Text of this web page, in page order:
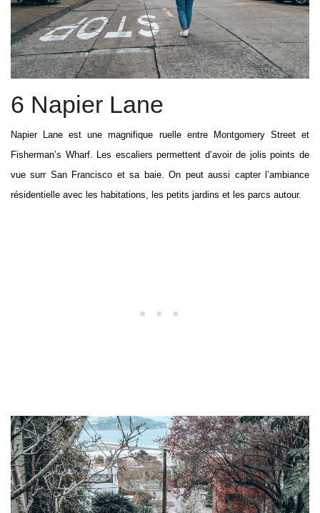
6 Napier Lane
Napier Lane est une magnifique ruelle entre Montgomery Street et
Fisherman’s Wharf. Les escaliers permettent d’avoir de jolis points de
vue surr San Francisco et sa baie. On peut aussi capter l’ambiance
résidentielle avec les habitations, les petits jardins et les parcs autour.